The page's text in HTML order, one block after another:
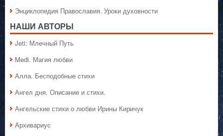
Энциклопедия Православия. Уроки духовности
НАШИ АВТОРЫ
Jeti: Млечный Путь
Medi. Магия любви
Алла. Бесподобные стихи
Ангел дня. Описание и стихи.
Ангельские стихи о любви Ирины Киричук
Архивариус